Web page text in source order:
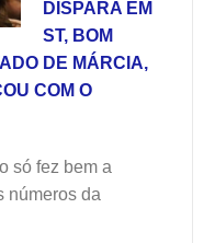
DISPARA EM
ST, BOM
DE MÁRCIA,
COM O
só fez bem a
números da